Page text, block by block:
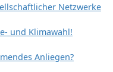
Netzwerke
und Klimawahl!
Anliegen?